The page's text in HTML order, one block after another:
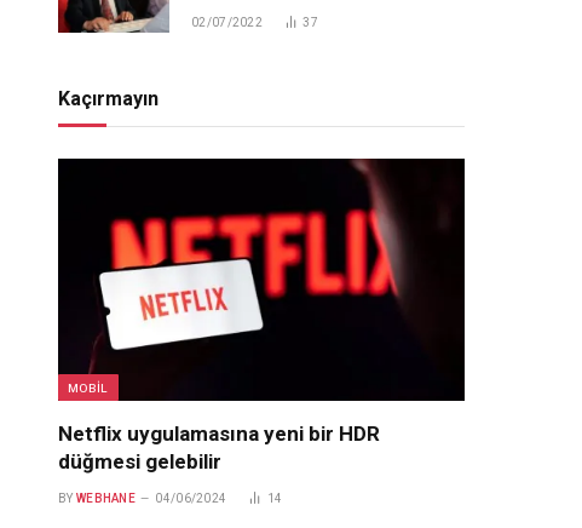
02/07/2022 37
Kaçırmayın
MOBIL
Netflix uygulamasına yeni bir HDR
düğmesi gelebilir
BY WEBHANE 04/06/2024 14